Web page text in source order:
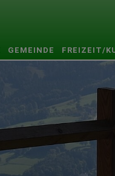
GEMEINDE FREIZEIT/